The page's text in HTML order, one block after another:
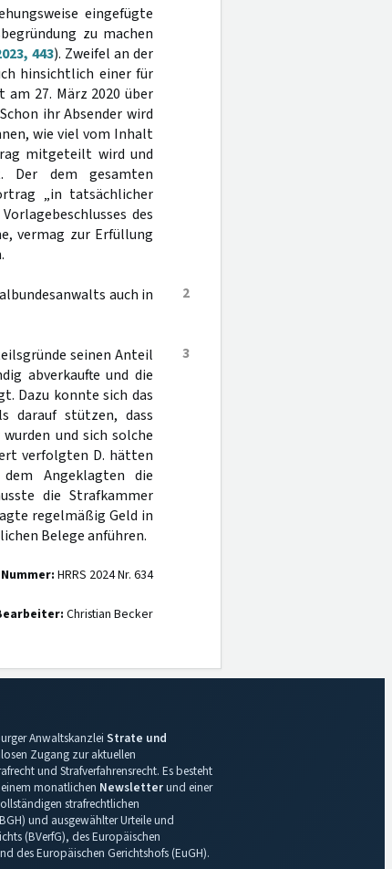
eingefügte
zu machen
443). Zweifel an der
hinsichtlich einer für
27. März 2020 über
ihr Absender wird
wie viel vom Inhalt
mitgeteilt wird und
Der dem gesamten
„in tatsächlicher
des
vermag zur Erfüllung
2
auch in
3
seinen Anteil
abverkaufte und die
Dazu konnte sich das
darauf stützen, dass
und sich solche
verfolgten D. hätten
Angeklagten die
die Strafkammer
regelmäßig Geld in
Belege anführen.
Nummer: HRRS 2024 Nr. 634
Christian Becker
Anwaltskanzlei Strate und
Zugang zur aktuellen
und Strafverfahrensrecht. Es besteht
monatlichen Newsletterund einer
strafrechtlichen
und ausgewählter Urteile und
(BVerfG), des Europäischen
des Europäischen Gerichtshofs (EuGH).